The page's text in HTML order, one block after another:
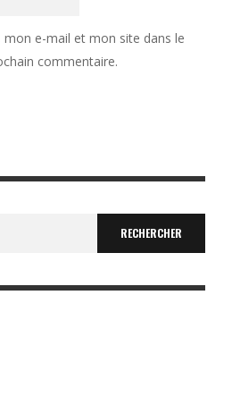
e-mail et mon site dans le
commentaire.